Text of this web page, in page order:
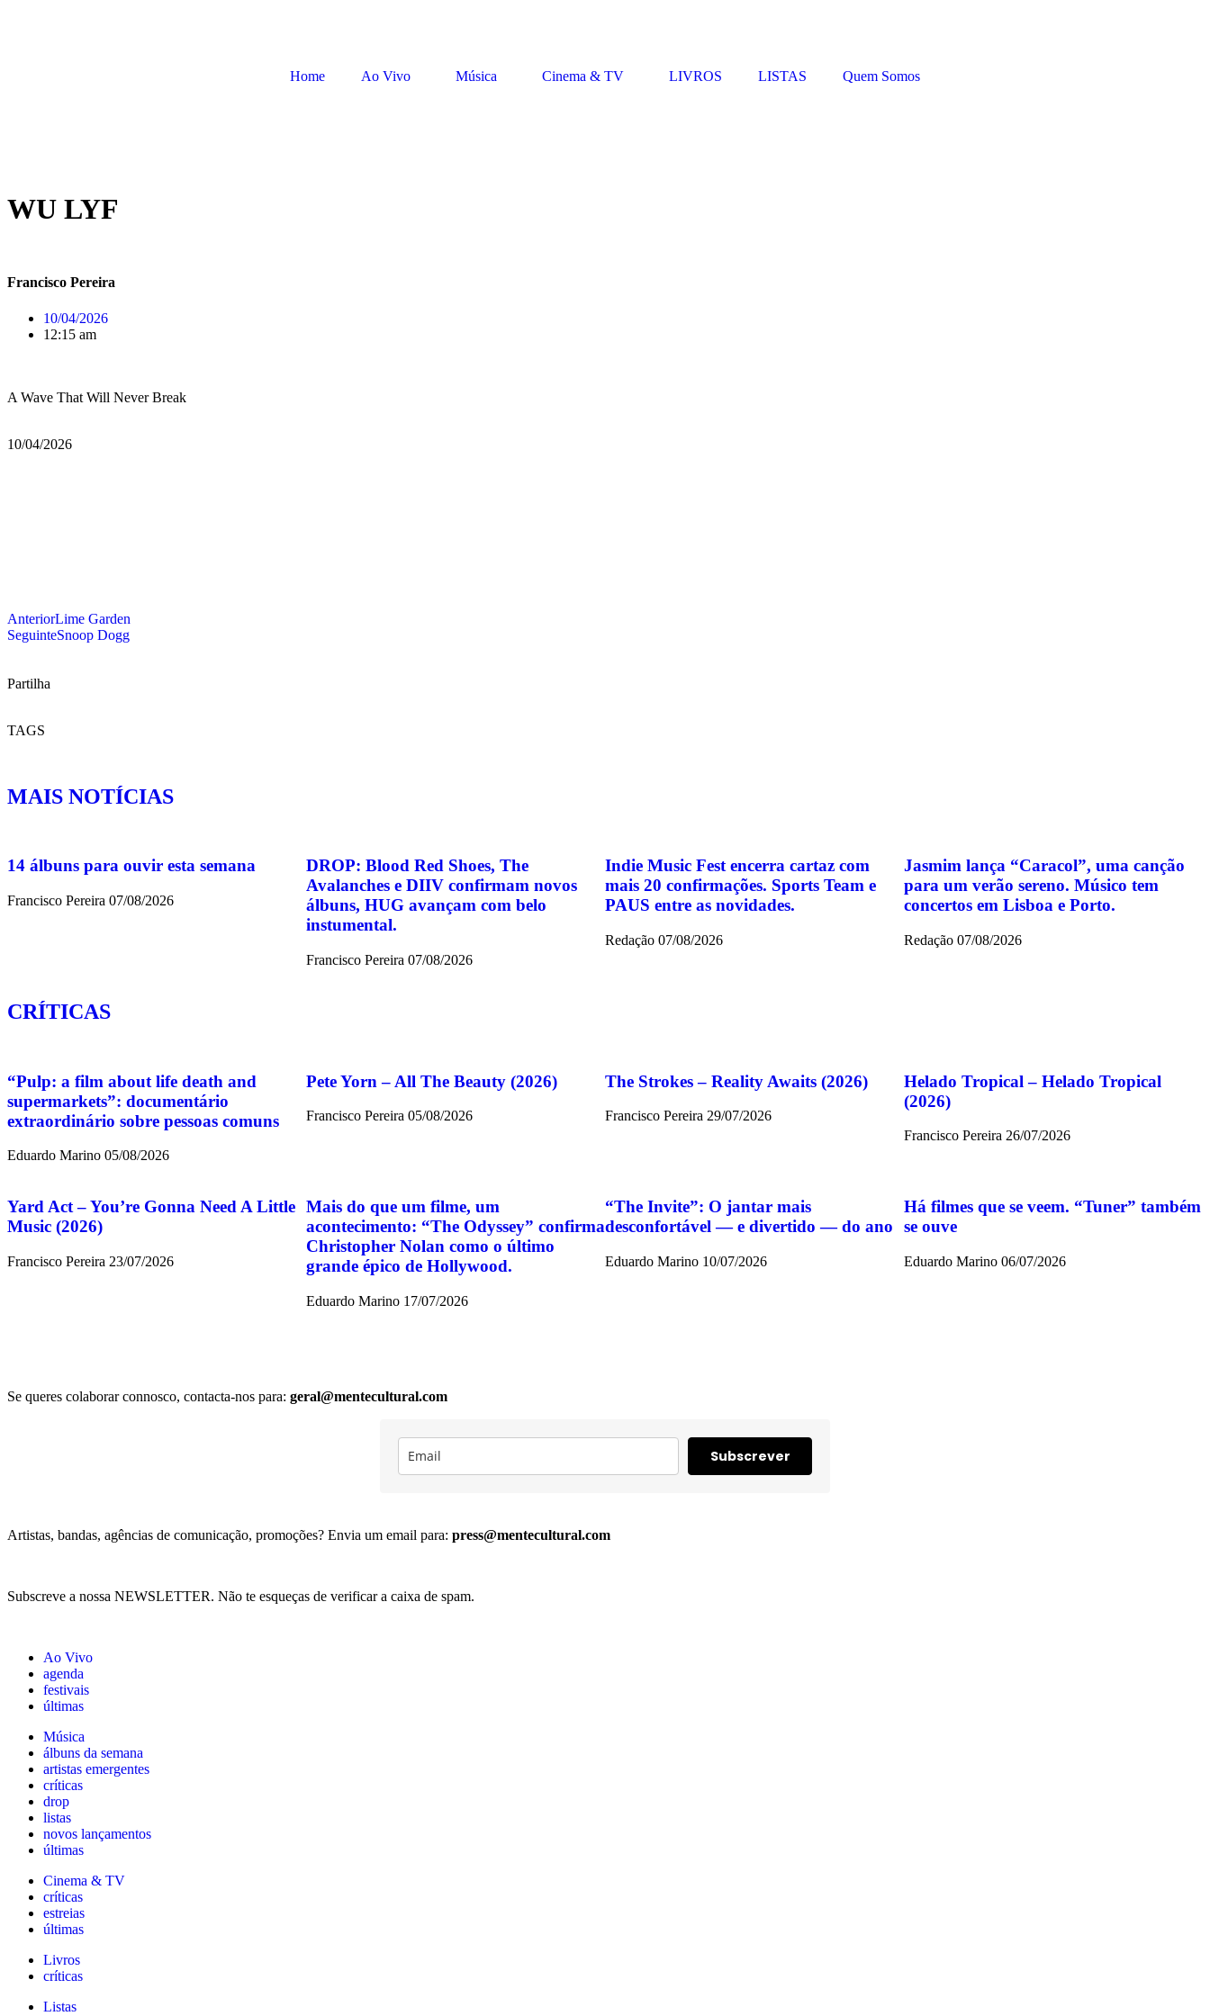
Home Ao Vivo Música Cinema & TV LIVROS LISTAS Quem Somos
WU LYF
Francisco Pereira
10/04/2026
12:15 am
A Wave That Will Never Break
10/04/2026
AnteriorLime Garden
SeguinteSnoop Dogg
Partilha
TAGS
MAIS NOTÍCIAS
14 álbuns para ouvir esta semana
Francisco Pereira 07/08/2026
DROP: Blood Red Shoes, The
Avalanches e DIIV confirmam novos
álbuns, HUG avançam com belo
instumental.
Francisco Pereira 07/08/2026
Indie Music Fest encerra cartaz com
mais 20 confirmações. Sports Team e
PAUS entre as novidades.
Redação 07/08/2026
Jasmim lança “Caracol”, uma canção
para um verão sereno. Músico tem
concertos em Lisboa e Porto.
Redação 07/08/2026
CRÍTICAS
“Pulp: a film about life death and
supermarkets”: documentário
extraordinário sobre pessoas comuns
Eduardo Marino 05/08/2026
Pete Yorn – All The Beauty (2026)
Francisco Pereira 05/08/2026
The Strokes – Reality Awaits (2026)
Francisco Pereira 29/07/2026
Helado Tropical – Helado Tropical
(2026)
Francisco Pereira 26/07/2026
Yard Act – You’re Gonna Need A Little
Music (2026)
Francisco Pereira 23/07/2026
Mais do que um filme, um
acontecimento: “The Odyssey” confirma
Christopher Nolan como o último
grande épico de Hollywood.
Eduardo Marino 17/07/2026
“The Invite”: O jantar mais
desconfortável — e divertido — do ano
Eduardo Marino 10/07/2026
Há filmes que se veem. “Tuner” também
se ouve
Eduardo Marino 06/07/2026
Se queres colaborar connosco, contacta-nos para: geral@mentecultural.com
Subscrever
Artistas, bandas, agências de comunicação, promoções? Envia um email para: press@mentecultural.com
Subscreve a nossa NEWSLETTER. Não te esqueças de verificar a caixa de spam.
Ao Vivo
agenda
festivais
últimas
Música
álbuns da semana
artistas emergentes
críticas
drop
listas
novos lançamentos
últimas
Cinema & TV
críticas
estreias
últimas
Livros
críticas
Listas